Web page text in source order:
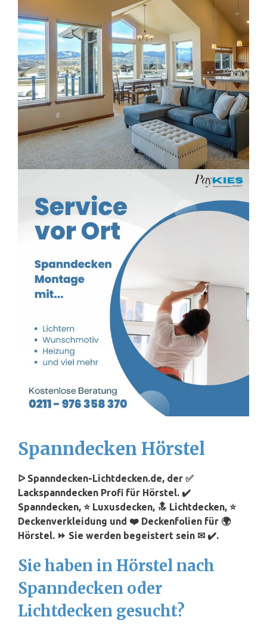
Spanndecken Hörstel
ᐅ Spanndecken-Lichtdecken.de, der ✅
Lackspanndecken Profi für Hörstel. ✔️
Spanndecken, ⭐ Luxusdecken, 🔝 Lichtdecken, ⭐
Deckenverkleidung und ❤️ Deckenfolien für 🌍
Hörstel. ⏩ Sie werden begeistert sein ✉ ✔️.
Sie haben in Hörstel nach
Spanndecken oder
Lichtdecken gesucht?